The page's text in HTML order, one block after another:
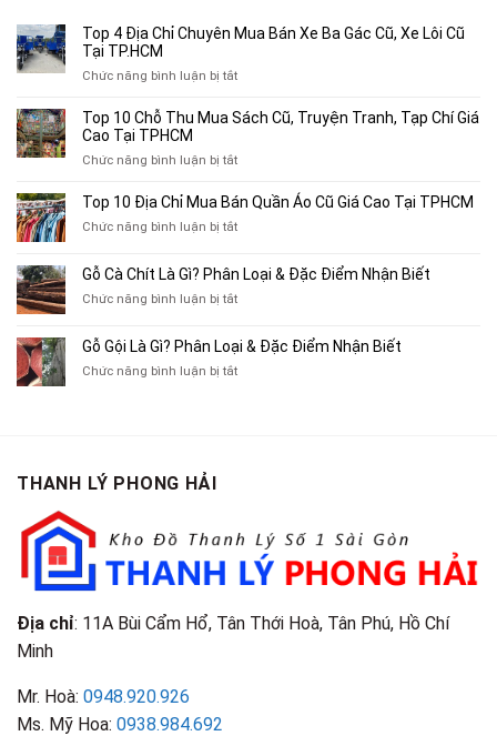
Top 4 Địa Chỉ Chuyên Mua Bán Xe Ba Gác Cũ, Xe Lôi Cũ
Tại TP.HCM
Chức năng bình luận bị tắtở
4
Bán
Xe
Cũ,
Xe
Cũ
TP.HCM
Top 10 Chỗ Thu Mua Sách Cũ, Truyện Tranh, Tạp Chí Giá
Cao Tại TPHCM
Chức năng bình luận bị tắtở
10
Thu
Sách
Tạp
Chí
Top 10 Địa Chỉ Mua Bán Quần Áo Cũ Giá Cao Tại TPHCM
Chức năng bình luận bị tắtở
Địa
Chỉ
Bán
Áo
Gỗ Cà Chít Là Gì? Phân Loại & Đặc Điểm Nhận Biết
Chức năng bình luận bị tắtở
Chít
Là
Gỗ Gội Là Gì? Phân Loại & Đặc Điểm Nhận Biết
Chức năng bình luận bị tắtở
Điểm
Nhận
Biết
THANH LÝ PHONG HẢI
Địa chỉ: 11A Bùi Cẩm Hổ, Tân Thới Hoà, Tân Phú, Hồ Chí
Minh
Mr. Hoà: 0948.920.926
Ms. Mỹ Hoa: 0938.984.692